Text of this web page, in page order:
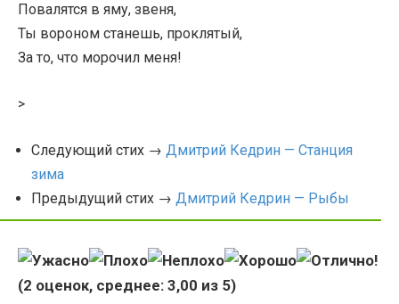
Повалятся в яму, звеня,
Ты вороном станешь, проклятый,
За то, что морочил меня!
>
Следующий стих → Дмитрий Кедрин — Станция
зима
Предыдущий стих → Дмитрий Кедрин — Рыбы
(2 оценок, среднее: 3,00 из 5)